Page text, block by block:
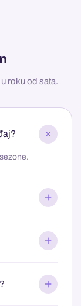
roku od sata.